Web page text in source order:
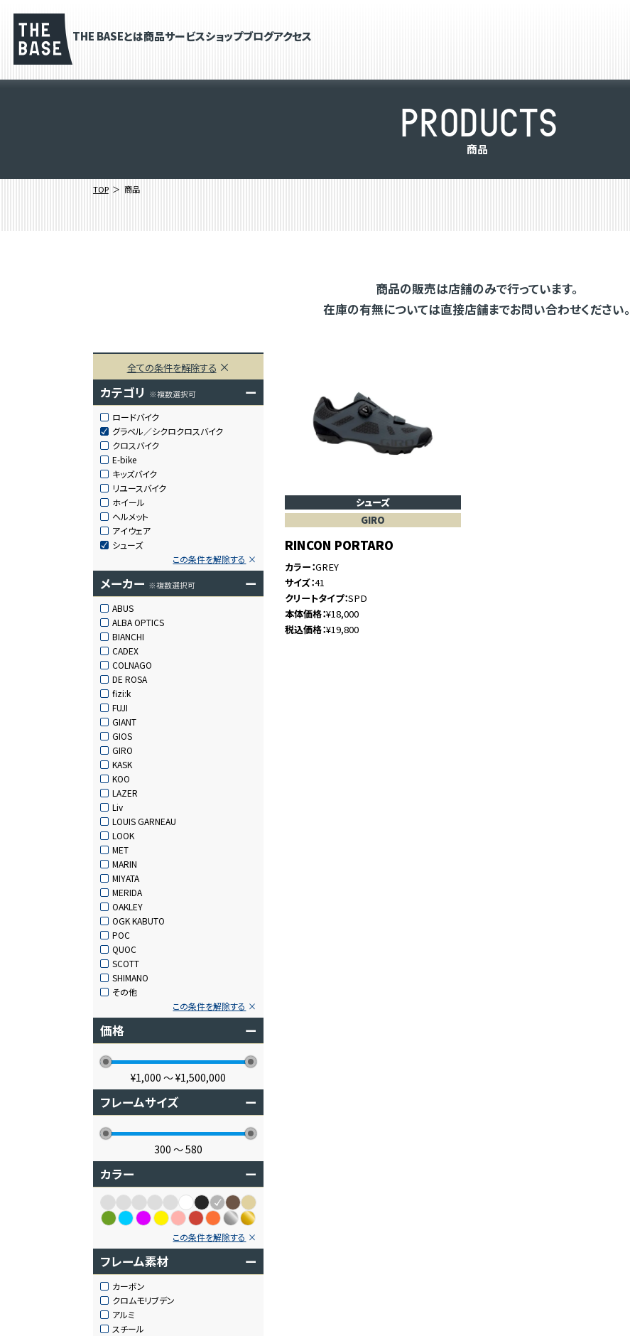
THE BASEとは商品サービスショップブログアクセス
PRODUCTS
商品
TOP 商品
商品の販売は店舗のみで行っています。
在庫の有無については直接店舗までお問い合わせください。
全ての条件を解除する
カテゴリ ※複数選択可 ー
ロードバイク
グラベル／シクロクロスバイク
クロスバイク
E-bike
キッズバイク
リユースバイク
ホイール
ヘルメット
アイウェア
シューズ
この条件を解除する
メーカー ※複数選択可 ー
ABUS
ALBA OPTICS
BIANCHI
CADEX
COLNAGO
DE ROSA
fizi:k
FUJI
GIANT
GIOS
GIRO
KASK
KOO
LAZER
Liv
LOUIS GARNEAU
LOOK
MET
MARIN
MIYATA
MERIDA
OAKLEY
OGK KABUTO
POC
QUOC
SCOTT
SHIMANO
その他
この条件を解除する
価格 ー
¥1,000 〜¥1,500,000
フレームサイズ ー
300 〜580
カラー ー
この条件を解除する
フレーム素材 ー
カーボン
クロムモリブデン
アルミ
スチール
シューズ
GIRO
RINCON PORTARO
カラー GREY
サイズ 41
クリートタイプ SPD
本体価格 ¥18,000
税込価格 ¥19,800